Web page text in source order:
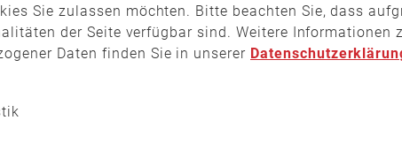
Sie zulassen möchten. Bitte beachten Sie, dass
der Seite verfügbar sind. Weitere Informationen
Daten finden Sie in unserer